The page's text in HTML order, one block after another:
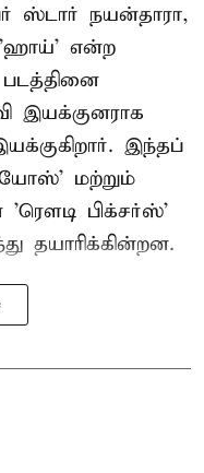
ஸ்டார் நயன்தாரா,
'ஹாய்' என்ற
படத்தினை
இயக்குனராக
இந்தப்
மற்றும்
'ரௌடி பிக்சர்ஸ்'
தயாரிக்கின்றன.